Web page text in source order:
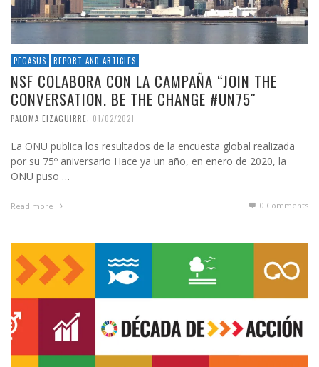
PEGASUS REPORT AND ARTICLES
NSF COLABORA CON LA CAMPAÑA “JOIN THE
CONVERSATION. BE THE CHANGE #UN75″
PALOMA EIZAGUIRRE, 01/02/2021
La ONU publica los resultados de la encuesta global realizada
por su 75º aniversario Hace ya un año, en enero de 2020, la
ONU puso …
Read more 0 Comments